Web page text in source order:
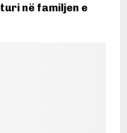
në familjen e